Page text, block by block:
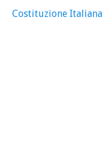
Costituzione Italiana